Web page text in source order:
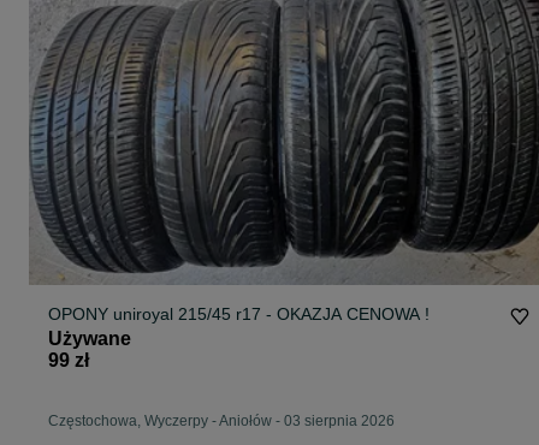
OPONY uniroyal 215/45 r17 - OKAZJA CENOWA !
Używane
99 zł
Częstochowa, Wyczerpy - Aniołów - 03 sierpnia 2026